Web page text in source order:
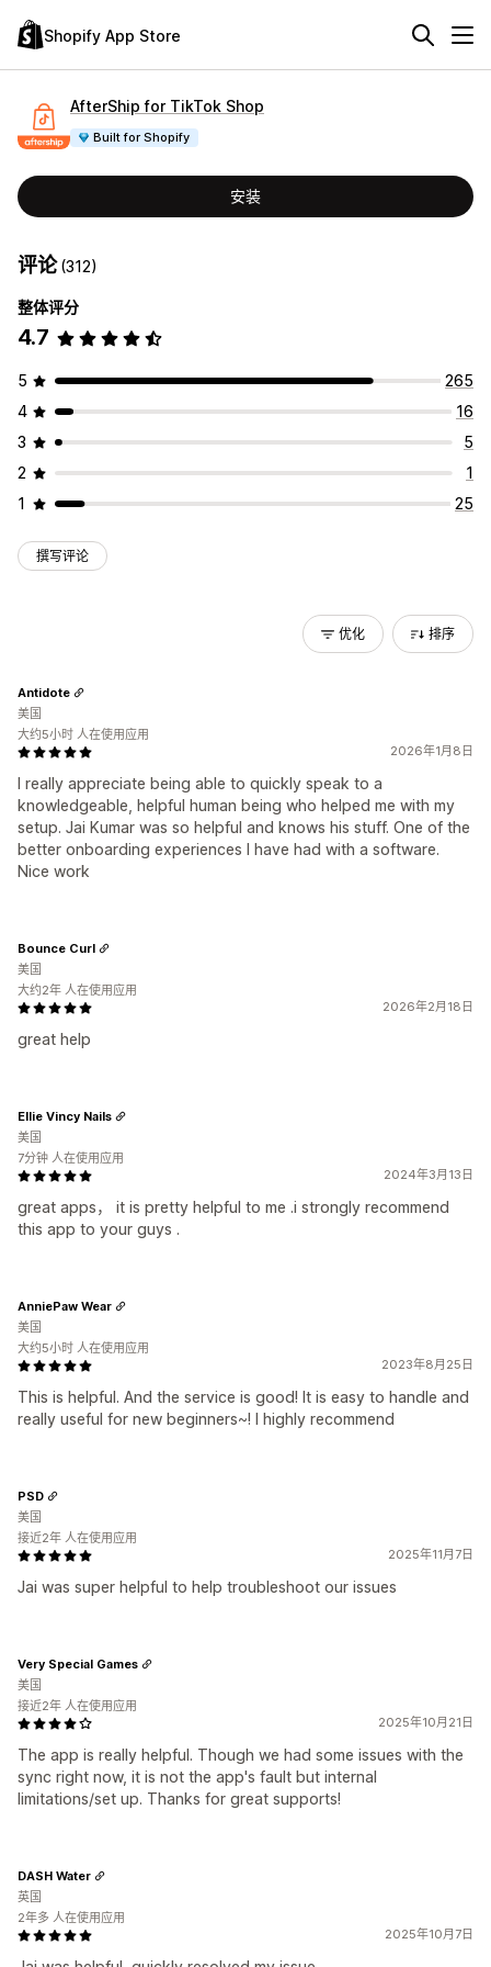
Shopify App Store
AfterShip for TikTok Shop
Built for Shopify
安装
评论(312)
整体评分
4.7
5
265
4
16
3
5
2
1
1
25
撰写评论
优化 排序
2026年1月8日
I really appreciate being able to quickly speak to a
knowledgeable, helpful human being who helped me with my
setup. Jai Kumar was so helpful and knows his stuff. One of the
better onboarding experiences I have had with a software.
Nice work
Antidote
美国
大约5小时 人在使用应用
2026年2月18日
great help
Bounce Curl
美国
大约2年 人在使用应用
2024年3月13日
great apps， it is pretty helpful to me .i strongly recommend
this app to your guys .
Ellie Vincy Nails
美国
7分钟 人在使用应用
2023年8月25日
This is helpful. And the service is good! It is easy to handle and
really useful for new beginners~! I highly recommend
AnniePaw Wear
美国
大约5小时 人在使用应用
2025年11月7日
Jai was super helpful to help troubleshoot our issues
PSD
美国
接近2年 人在使用应用
2025年10月21日
The app is really helpful. Though we had some issues with the
sync right now, it is not the app's fault but internal
limitations/set up. Thanks for great supports!
Very Special Games
美国
接近2年 人在使用应用
2025年10月7日
DASH Water
英国
2年多 人在使用应用